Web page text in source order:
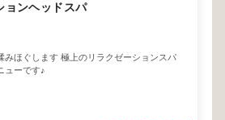
ョンヘッドスパ
みほぐします 極上のリラクゼーションスパ
ューです♪